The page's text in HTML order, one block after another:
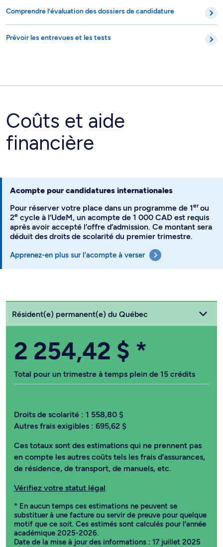
Comprendre l’évaluation des dossiers de candidature
Prévoir les entrevues et les tests
Coûts et aide
financière
Acompte pour candidatures internationales
Pour réserver votre place dans un programme de 1erou
2e cycle à l’UdeM, un acompte de 1 000 CAD est requis
après avoir accepté l’offre d’admission. Ce montant sera
déduit des droits de scolarité du premier trimestre.
Apprenez-en plus sur l’acompte à verser
Choisissez votre statut
Résident(e) permanent(e) du Québec
2 254,42 $ *
Total pour un trimestre à temps plein de 15 crédits
Droits de scolarité : 1 558,80 $
Autres frais exigibles : 695,62 $
Ces totaux sont des estimations qui ne prennent pas
en compte les autres coûts tels les frais d’assurances,
de résidence, de transport, de manuels, etc.
Vérifiez votre statut légal
* En aucun temps ces estimations ne peuvent se
substituer à une facture ou servir de preuve pour quelque
motif que ce soit. Ces estimés sont calculés pour l’année
académique 2025-2026.
Date de la mise à jour des informations : 17 juillet 2025